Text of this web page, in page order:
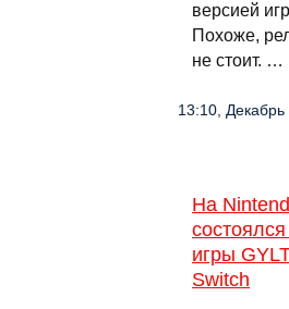
версией
Похоже,
не стоит. …
13:10,
На
игры
Switch